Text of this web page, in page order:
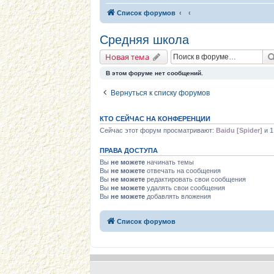
Список форумов
Средняя школа
Новая тема
В этом форуме нет сообщений.
Вернуться к списку форумов
КТО СЕЙЧАС НА КОНФЕРЕНЦИИ
Сейчас этот форум просматривают: Baidu [Spider] и 1
ПРАВА ДОСТУПА
Вы не можете начинать темы
Вы не можете отвечать на сообщения
Вы не можете редактировать свои сообщения
Вы не можете удалять свои сообщения
Вы не можете добавлять вложения
Список форумов